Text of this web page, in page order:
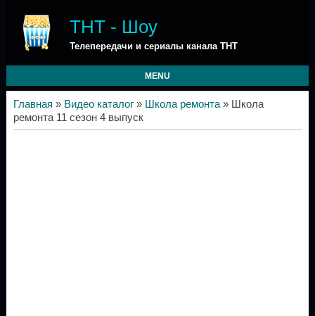
ТНТ - Шоу
Телепередачи и сериалы канала ТНТ
MENU
Главная » Видео каталог» Школа ремонта» Школа
ремонта 11 сезон 4 выпуск